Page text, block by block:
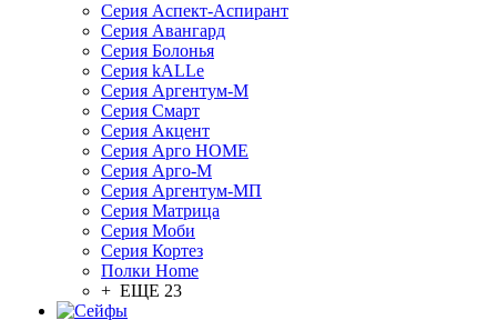
Серия Аспект-Аспирант
Серия Авангард
Серия Болонья
Серия kALLe
Серия Аргентум-М
Серия Смарт
Серия Акцент
Серия Арго HOME
Серия Арго-М
Серия Аргентум-МП
Серия Матрица
Серия Моби
Серия Кортез
Полки Home
+ ЕЩЕ 23